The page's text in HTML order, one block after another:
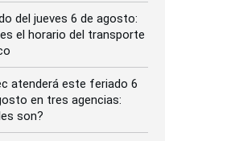
del jueves 6 de agosto:
el horario del transporte
atenderá este feriado 6
en tres agencias:
son?